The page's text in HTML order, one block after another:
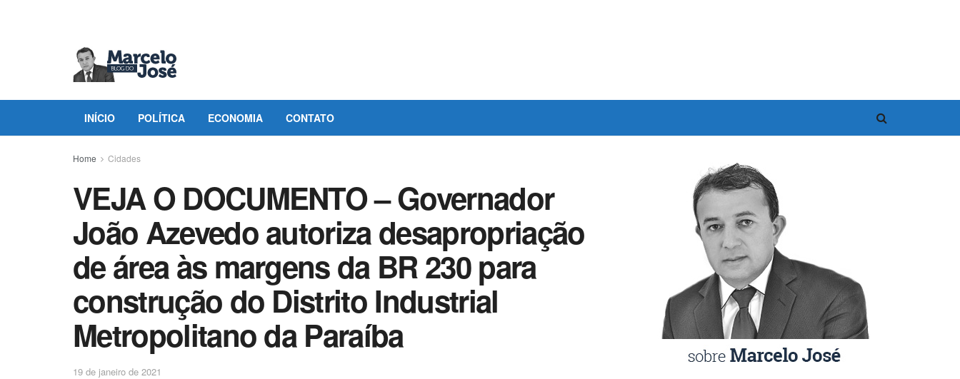
INÍCIO POLÍTICA ECONOMIA CONTATO
Home Cidades
VEJA O DOCUMENTO – Governador
João Azevedo autoriza desapropriação
de área às margens da BR 230 para
construção do Distrito Industrial
Metropolitano da Paraíba
19 de janeiro de 2021